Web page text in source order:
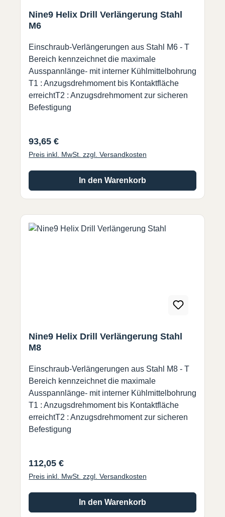
Nine9 Helix Drill Verlängerung Stahl
M6
Einschraub-Verlängerungen aus Stahl M6 - T
Bereich kennzeichnet die maximale
Ausspannlänge- mit interner Kühlmittelbohrung
T1 : Anzugsdrehmoment bis Kontaktfläche
erreichtT2 : Anzugsdrehmoment zur sicheren
Befestigung
Regulärer Preis:
93,65 €
Preis inkl. MwSt. zzgl. Versandkosten
In den Warenkorb
Nine9 Helix Drill Verlängerung Stahl
M8
Einschraub-Verlängerungen aus Stahl M8 - T
Bereich kennzeichnet die maximale
Ausspannlänge- mit interner Kühlmittelbohrung
T1 : Anzugsdrehmoment bis Kontaktfläche
erreichtT2 : Anzugsdrehmoment zur sicheren
Befestigung
Regulärer Preis:
112,05 €
Preis inkl. MwSt. zzgl. Versandkosten
In den Warenkorb